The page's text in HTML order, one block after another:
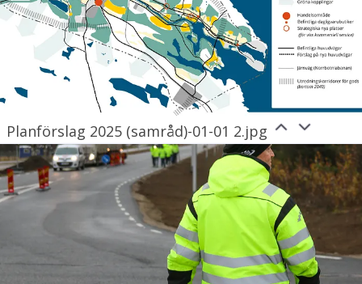
Planförslag 2025 (samråd)-01-01 2.jpg